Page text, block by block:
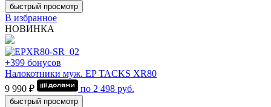
быстрый просмотр
В избранное
НОВИНКА
+399 бонусов
Налокотники муж. EP TACKS XR80
9 990 ₽
по 2 498 руб.
быстрый просмотр